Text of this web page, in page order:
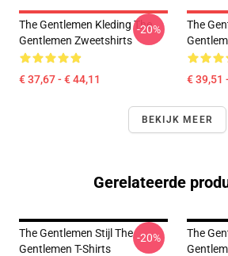
The Gentlemen Kleding The
Gentlemen Zweetshirts
€ 37,67 - € 44,11
-20%
The
€ 39,51
BEKIJK MEER
Gerelateerde
The Gentlemen Stijl The
Gentlemen T-Shirts
-20%
The